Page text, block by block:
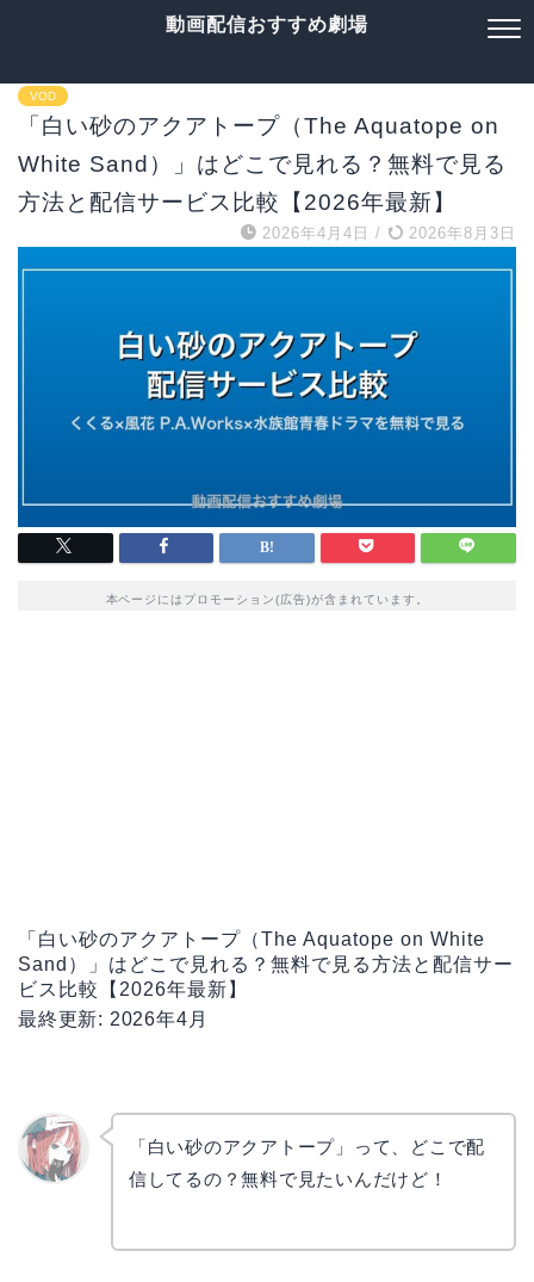
動画配信おすすめ劇場
VOD
「白い砂のアクアトープ（The Aquatope on
White Sand）」はどこで見れる？無料で見る
方法と配信サービス比較【2026年最新】
2026年4月4日 / 2026年8月3日
本ページにはプロモーション(広告)が含まれています。
「白い砂のアクアトープ（The Aquatope on White
Sand）」はどこで見れる？無料で見る方法と配信サー
ビス比較【2026年最新】
最終更新: 2026年4月
「白い砂のアクアトープ」って、どこで配
信してるの？無料で見たいんだけど！